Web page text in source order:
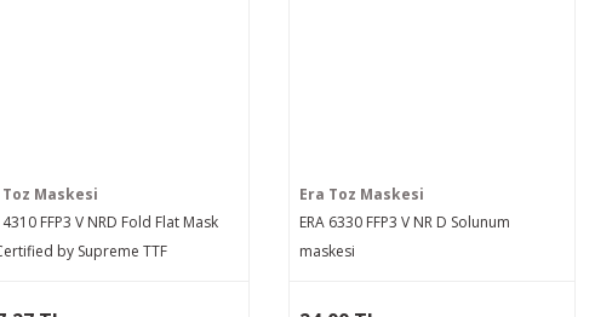
Toz Maskesi
4310 FFP3 V NRD Fold Flat Mask
by Supreme TTF
Era Toz Maskesi
ERA 6330 FFP3 V NR D Solunum
maskesi